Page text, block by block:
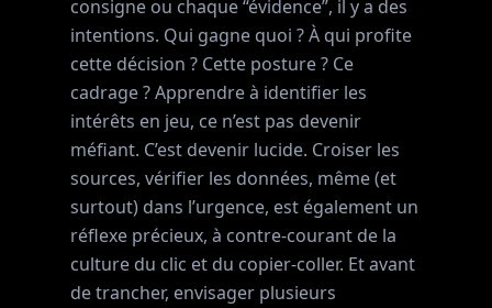
consigne ou chaque “évidence”, il y a des
intentions. Qui gagne quoi ? À qui profite
cette décision ? Cette posture ? Ce
cadrage ? Apprendre à identifier les
intérêts en jeu, ce n’est pas devenir
méfiant. C’est devenir lucide. Croiser les
sources, vérifier les données, même (et
surtout) dans l’urgence, est également un
réflexe précieux, à contre-courant de la
culture du clic et du copier-coller. Et avant
de trancher, envisager plusieurs